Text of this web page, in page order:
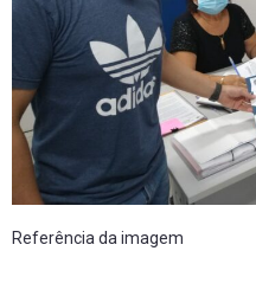
Referência da imagem